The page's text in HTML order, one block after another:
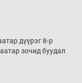
дүүрэг 8-р
зочид буудал